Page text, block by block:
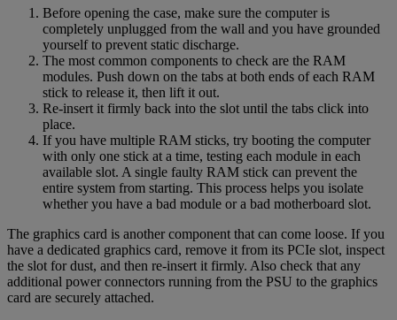
Before opening the case, make sure the computer is
completely unplugged from the wall and you have grounded
yourself to prevent static discharge.
The most common components to check are the RAM
modules. Push down on the tabs at both ends of each RAM
stick to release it, then lift it out.
Re-insert it firmly back into the slot until the tabs click into
place.
If you have multiple RAM sticks, try booting the computer
with only one stick at a time, testing each module in each
available slot. A single faulty RAM stick can prevent the
entire system from starting. This process helps you isolate
whether you have a bad module or a bad motherboard slot.
The graphics card is another component that can come loose. If you
have a dedicated graphics card, remove it from its PCIe slot, inspect
the slot for dust, and then re-insert it firmly. Also check that any
additional power connectors running from the PSU to the graphics
card are securely attached.